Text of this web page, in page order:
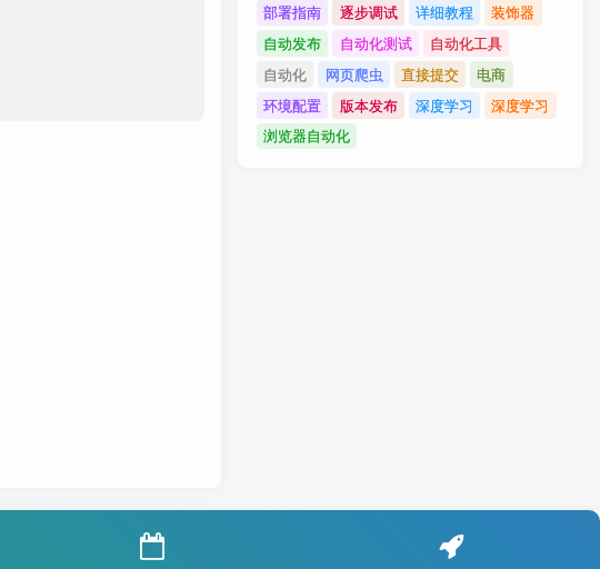
部署指南 逐步调试 详细教程
装饰器
自动发布
自动化测试
自动化工具
自动化
网页爬虫 直接提交
电商
环境配置
版本发布 深度学习
深度学习
浏览器自动化